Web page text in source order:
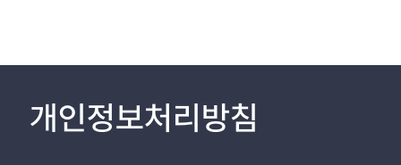
개인정보처리방침